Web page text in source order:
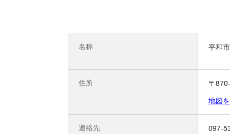
名称 平和
住所
〒
地図
連絡先 097-